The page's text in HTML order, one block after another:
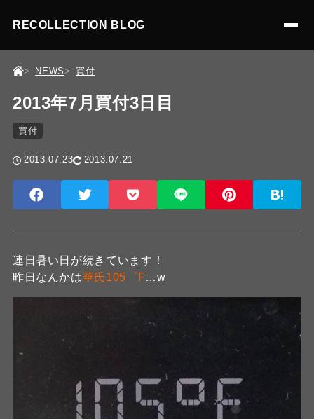
RECOLLECTION BLOG
NEWS 買付
2013年7月買付3日目
買付
2013.07.23 2013.07.21
連日暑い日が続きています！
昨日なんかは華氏105゜F…w